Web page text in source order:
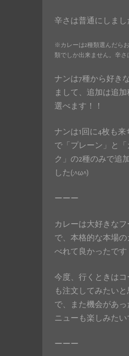
辛さは普通にしまし
※カレーは2種類選んだら
類でしか出来ません。辛さ
ナンは7種から好き
まして、追加は追
選べます！！
ナンは1回に4枚も来
で「プレーン」と「
ク」の2種のみで追
した(;^ω^)
ーーー
カレーは大好きなフ
で、本格的な本場の
べれて良かったです
今度、行くときは
も注文してみたいと
で、また機会があっ
ニューも楽しみたい
ーーー